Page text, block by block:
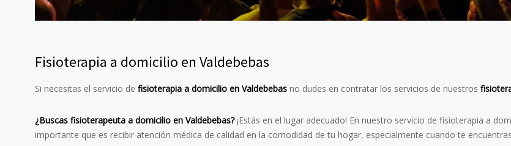
Fisioterapia a domicilio en Valdebebas
Si necesitas el servicio de fisioterapia a domicilio en Valdebebas no dudes en contratar los servicios de nuestros
¿Buscas fisioterapeuta a domicilio en Valdebebas?¡Estás en el lugar adecuado! En nuestro servicio de fisioterapia a
importante que es recibir atención médica de calidad en la comodidad de tu hogar, especialmente cuando te